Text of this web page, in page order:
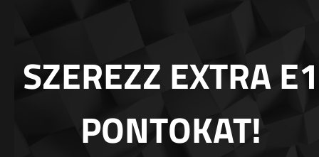
SZEREZZ EXTRA E1
PONTOKAT!